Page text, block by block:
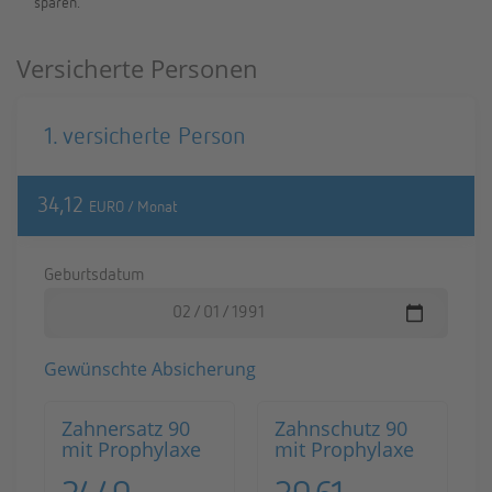
spa­ren.
Versicherte Personen
1. ver­si­cher­te Per­son
34,12 EURO / Monat
Ge­burts­da­tum
Ge­wünsch­te Ab­si­che­rung
Zahn­ersatz 90
mit Pro­phy­la­xe
Zahn­schutz 90
mit Pro­phy­la­xe